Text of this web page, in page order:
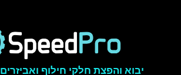
יבוא והפצת חלקי חילוף